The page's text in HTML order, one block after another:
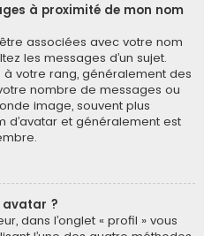
à proximité de mon nom
associées avec votre nom
les messages d’un sujet.
à votre rang, généralement des
nombre de messages ou
image, souvent plus
d’avatar et généralement est
avatar ?
dans l’onglet « profil » vous